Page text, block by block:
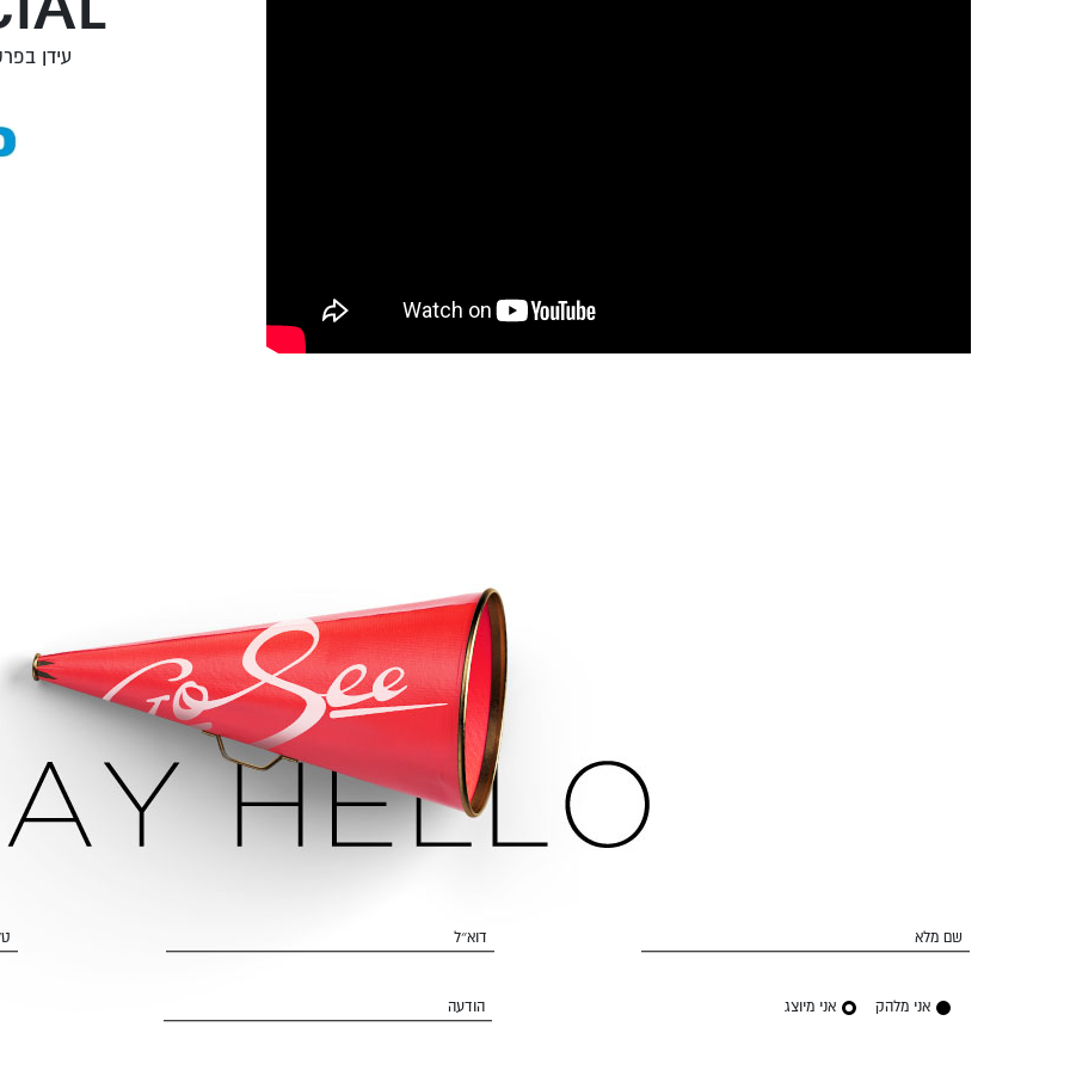
עידן
שם מלא דוא״ל
אני מלהק אני מיוצג הודעה